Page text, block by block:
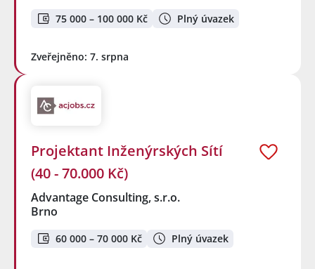
75 000 – 100 000 Kč Plný úvazek
Zveřejněno: 7. srpna
Projektant Inženýrských Sítí
(40 - 70.000 Kč)
Advantage Consulting, s.r.o.
Brno
60 000 – 70 000 Kč Plný úvazek